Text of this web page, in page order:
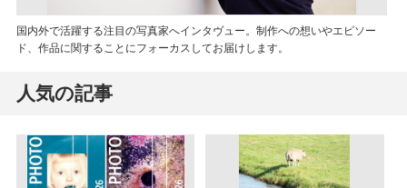
国内外で活躍する注目の写真家へインタヴュー。制作への想いやエピソー
ド、作品に関することにフォーカスしてお届けします。
人気の記事